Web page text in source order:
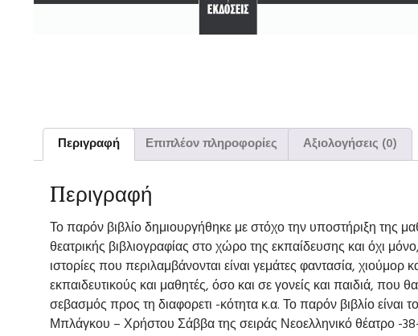
Περιγραφή Επιπλέον πληροφορίες Αξιολογήσεις (0)
Περιγραφή
Το παρόν βιβλίο δημιουργήθηκε με στόχο την υποστήριξη της
θεατρικής βιβλιογραφίας στο χώρο της εκπαίδευσης και όχι
ιστορίες που περιλαμβάνονται είναι γεμάτες φαντασία,
εκπαιδευτικούς και μαθητές, όσο και σε γονείς και παιδιά,
σεβασμός προς τη διαφορετι -κότητα κ.α. Το παρόν βιβλίο είναι
Μπλάγκου – Χρήστου Σάββα της σειράς Νεοελληνικό θέατρο -